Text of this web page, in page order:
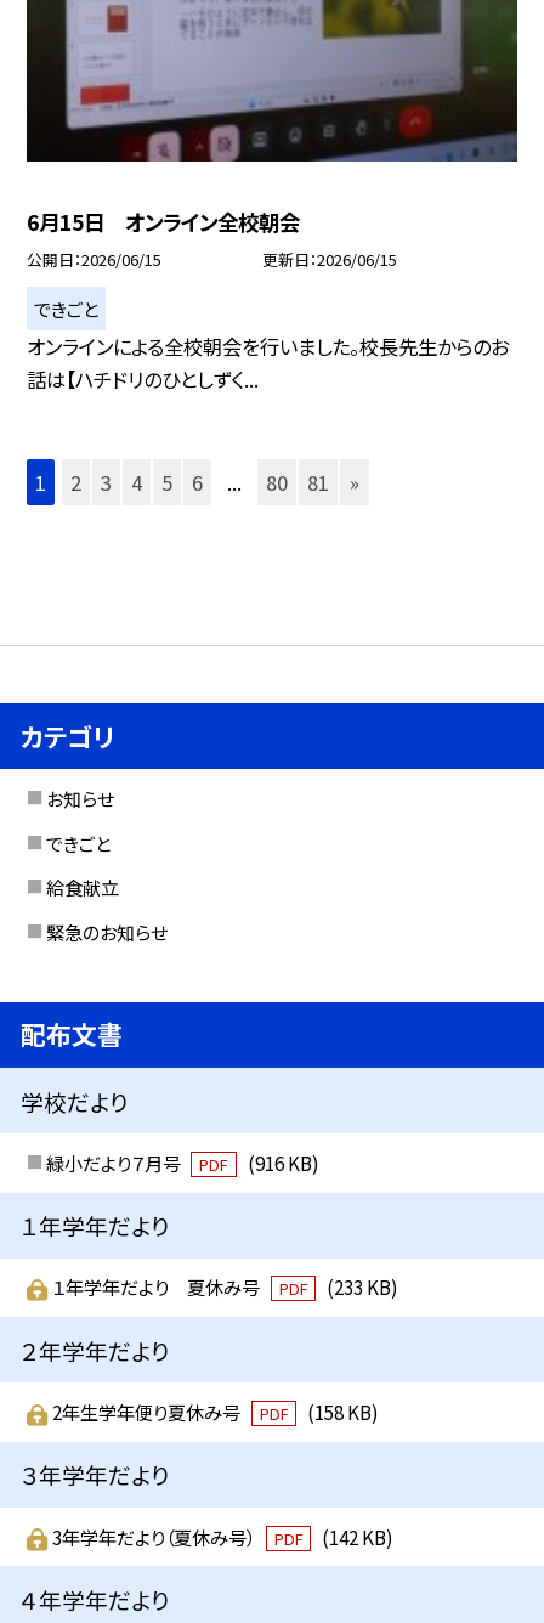
6月15日 オンライン全校朝会
公開日 2026/06/15 更新日 2026/06/15
できごと
オンラインによる全校朝会を行いました。校長先生からのお
話は【ハチドリのひとしずく...
1 2 3 4 5 6 ... 80 81 »
カテゴリ
お知らせ
できごと
給食献立
緊急のお知らせ
配布文書
学校だより
緑小だより７月号 PDF (916 KB)
１年学年だより
１年学年だより 夏休み号 PDF (233 KB)
２年学年だより
2年生学年便り夏休み号 PDF (158 KB)
３年学年だより
3年学年だより（夏休み号） PDF (142 KB)
４年学年だより